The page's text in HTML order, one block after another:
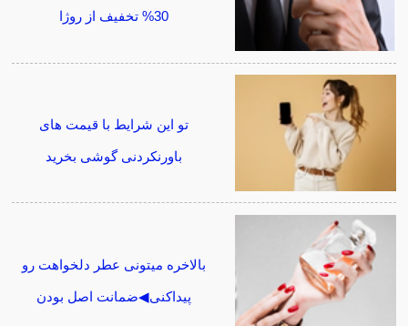
30% تخفیف از روژا
تو این شرایط با قیمت های
باورنکردنی گوشی بخرید
بالاخره میتونی عطر دلخواهت رو
پیداکنی◀ضمانت اصل بودن